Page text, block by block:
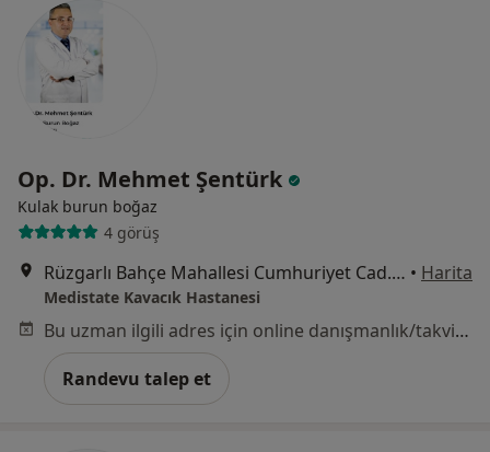
Op. Dr. Mehmet Şentürk
Kulak burun boğaz
4 görüş
Rüzgarlı Bahçe Mahallesi Cumhuriyet Cad. No:24 Kavacık, Beykoz • Harita
Medistate Kavacık Hastanesi
Bu uzman ilgili adres için online danışmanlık/takvim sunmuyor.
Randevu talep et